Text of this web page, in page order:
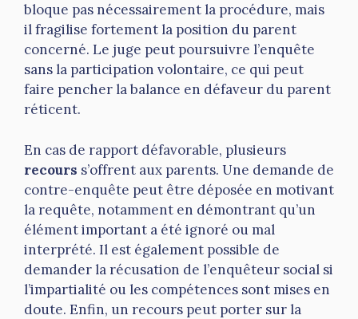
bloque pas nécessairement la procédure, mais
il fragilise fortement la position du parent
concerné. Le juge peut poursuivre l’enquête
sans la participation volontaire, ce qui peut
faire pencher la balance en défaveur du parent
réticent.
En cas de rapport défavorable, plusieurs
recours s’offrent aux parents. Une demande de
contre-enquête peut être déposée en motivant
la requête, notamment en démontrant qu’un
élément important a été ignoré ou mal
interprété. Il est également possible de
demander la récusation de l’enquêteur social si
l’impartialité ou les compétences sont mises en
doute. Enfin, un recours peut porter sur la